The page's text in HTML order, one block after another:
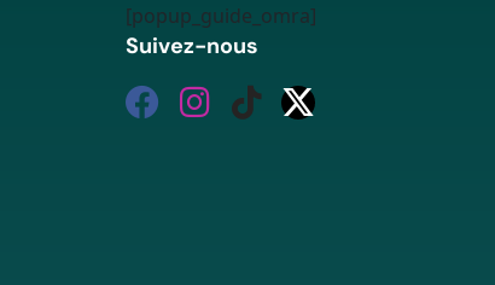
[popup_guide_omra]
Suivez-nous